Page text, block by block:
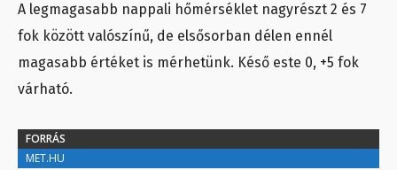
A legmagasabb nappali hőmérséklet nagyrészt 2 és 7
fok között valószínű, de elsősorban délen ennél
magasabb értéket is mérhetünk. Késő este 0, +5 fok
várható.
FORRÁS
MET.HU